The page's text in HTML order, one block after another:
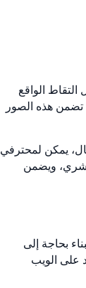
الواقع
تضمن هذه الصور
على سبيل المثال، يمكن لمحترفي
ويضمن
مديرو البناء بحاجة إلى
على الويب